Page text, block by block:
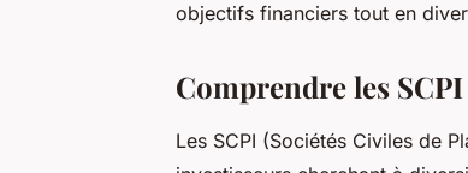
objectifs financiers tout en
Comprendre les
Les SCPI (Sociétés Civiles de